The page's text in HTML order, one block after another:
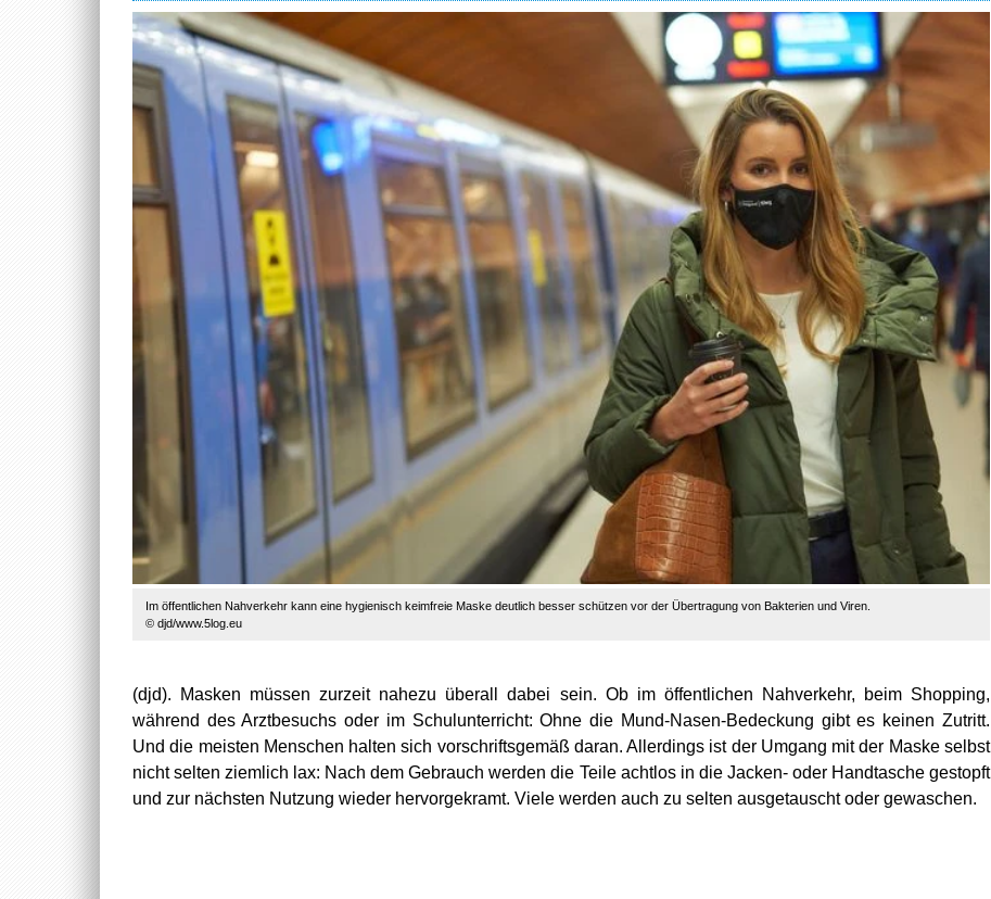
Im öffentlichen Nahverkehr kann eine hygienisch keimfreie Maske deutlich besser schützen vor der Übertragung von Bakterien und Viren.
© djd/www.5log.eu
(djd). Masken müssen zurzeit nahezu überall dabei sein. Ob im öffentlichen Nahverkehr, beim Shopping,
während des Arztbesuchs oder im Schulunterricht: Ohne die Mund-Nasen-Bedeckung gibt es keinen Zutritt.
Und die meisten Menschen halten sich vorschriftsgemäß daran. Allerdings ist der Umgang mit der Maske selbst
nicht selten ziemlich lax: Nach dem Gebrauch werden die Teile achtlos in die Jacken- oder Handtasche gestopft
und zur nächsten Nutzung wieder hervorgekramt. Viele werden auch zu selten ausgetauscht oder gewaschen.